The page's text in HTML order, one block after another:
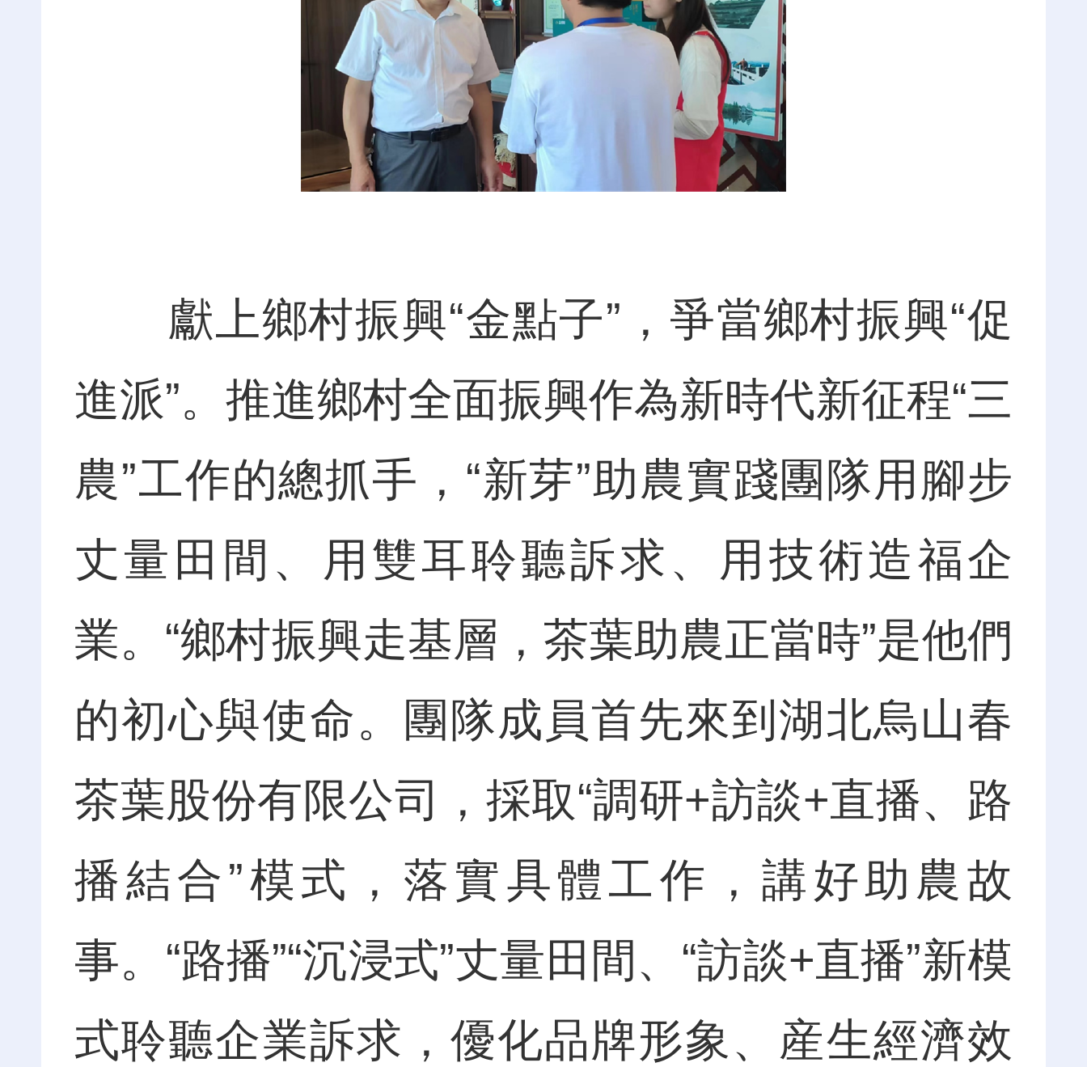
獻上鄉村振興“金點子”，爭當鄉村振興“促
進派”。推進鄉村全面振興作為新時代新征程“三
農”工作的總抓手，“新芽”助農實踐團隊用腳步
丈量田間、用雙耳聆聽訴求、用技術造福企
業。“鄉村振興走基層，茶葉助農正當時”是他們
的初心與使命。團隊成員首先來到湖北烏山春
茶葉股份有限公司，採取“調研+訪談+直播、路
播結合”模式，落實具體工作，講好助農故
事。“路播”“沉浸式”丈量田間、“訪談+直播”新模
式聆聽企業訴求，優化品牌形象、産生經濟效